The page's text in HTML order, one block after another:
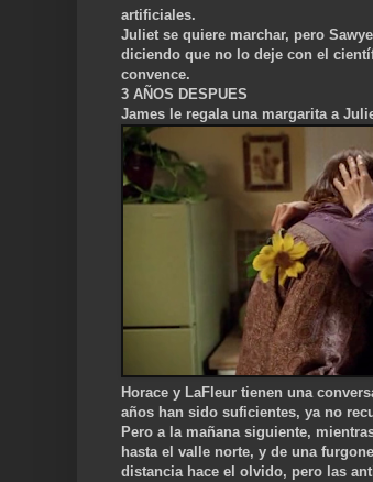
artificiales.
Juliet se quiere marchar, pero Sa
diciendo que no lo deje con el
convence.
3 AÑOS DESPUES
James le regala una margarita a
Horace y LaFleur tienen una
años han sido suficientes, ya no
Pero a la mañana siguiente,
hasta el valle norte, y de una
distancia hace el olvido, pero las